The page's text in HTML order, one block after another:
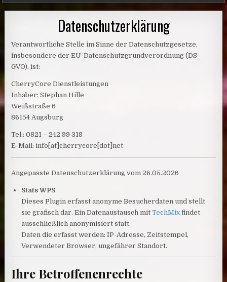
Datenschutzerklärung
Verantwortliche Stelle im Sinne der Datenschutzgesetze,
insbesondere der EU-Datenschutzgrundverordnung (DS-
GVO), ist:
CherryCore Dienstleistungen
Inhaber: Stephan Hille
Weißstraße 6
86154 Augsburg
Tel.: 0821 – 242 99 318
E-Mail: info[at]cherrycore[dot]net
Angepasste Datenschutzerklärung vom 26.05.2026
Stats WPS
Dieses Plugin erfasst anonyme Besucherdaten und stellt
sie grafisch dar. Ein Datenaustausch mitTechMixfindet
ausschließlich anonymisiert statt.
Daten die erfasst werden: IP-Adresse, Zeitstempel,
Verwendeter Browser, ungefährer Standort.
Ihre Betroffenenrechte